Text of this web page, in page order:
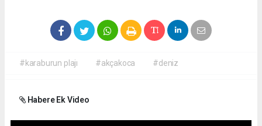
#karaburun plajı #akçakoca #deniz
Habere Ek Video